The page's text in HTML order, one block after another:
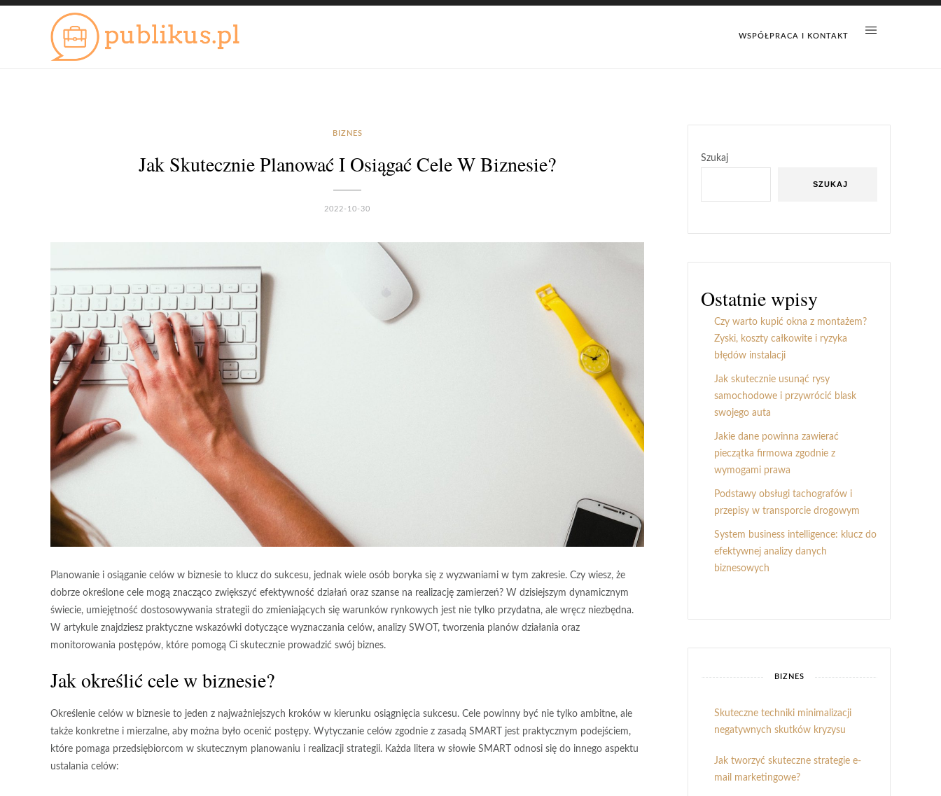
WSPÓŁPRACA I KONTAKT
BIZNES
Jak Skutecznie Planować I Osiągać Cele W Biznesie?
2022-10-30
Planowanie i osiąganie celów w biznesie to klucz do sukcesu, jednak wiele osób boryka się z wyzwaniami w tym zakresie. Czy wiesz, że
dobrze określone cele mogą znacząco zwiększyć efektywność działań oraz szanse na realizację zamierzeń? W dzisiejszym dynamicznym
świecie, umiejętność dostosowywania strategii do zmieniających się warunków rynkowych jest nie tylko przydatna, ale wręcz niezbędna.
W artykule znajdziesz praktyczne wskazówki dotyczące wyznaczania celów, analizy SWOT, tworzenia planów działania oraz
monitorowania postępów, które pomogą Ci skutecznie prowadzić swój biznes.
Jak określić cele w biznesie?
Określenie celów w biznesie to jeden z najważniejszych kroków w kierunku osiągnięcia sukcesu. Cele powinny być nie tylko ambitne, ale
także konkretne i mierzalne, aby można było ocenić postępy. Wytyczanie celów zgodnie z zasadą SMART jest praktycznym podejściem,
które pomaga przedsiębiorcom w skutecznym planowaniu i realizacji strategii. Każda litera w słowie SMART odnosi się do innego aspektu
ustalania celów:
Szukaj
SZUKAJ
Ostatnie wpisy
Czy warto kupić okna z montażem?
Zyski, koszty całkowite i ryzyka
błędów instalacji
Jak skutecznie usunąć rysy
samochodowe i przywrócić blask
swojego auta
Jakie dane powinna zawierać
pieczątka firmowa zgodnie z
wymogami prawa
Podstawy obsługi tachografów i
przepisy w transporcie drogowym
System business intelligence: klucz do
efektywnej analizy danych
biznesowych
BIZNES
Skuteczne techniki minimalizacji
negatywnych skutków kryzysu
Jak tworzyć skuteczne strategie e-
mail marketingowe?